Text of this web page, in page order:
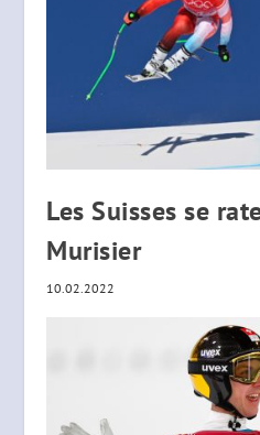
Les Suisses se
Murisier
10.02.2022